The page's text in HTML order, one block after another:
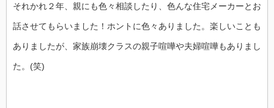
それかれ２年、親にも色々相談したり、色んな住宅メーカーとお
話させてもらいました！ホントに色々ありました。楽しいことも
ありましたが、家族崩壊クラスの親子喧嘩や夫婦喧嘩もありまし
た。(笑)